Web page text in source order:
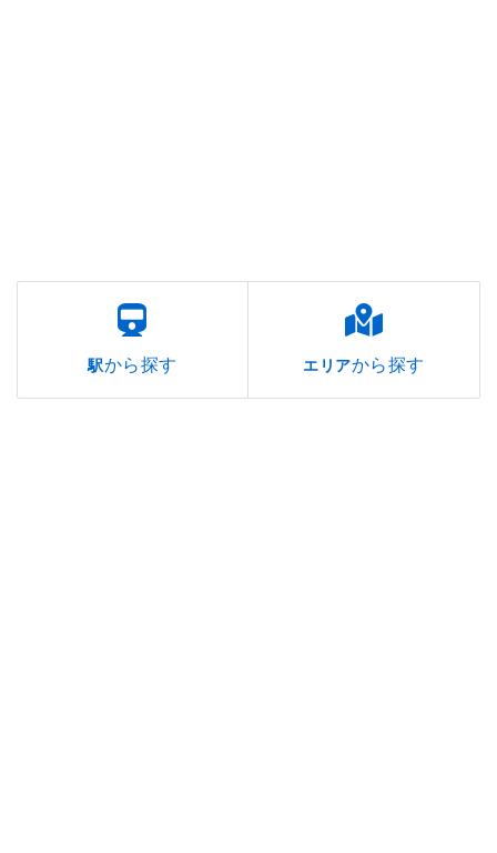
駅から探す エリアから探す